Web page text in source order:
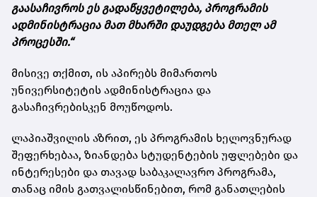
გაასაჩივროს ეს გადაწყვეტილება, პროგრამის
ადმინისტრაცია მათ მხარში დაუდგება მთელ ამ
პროცესში.“
მისივე თქმით, ის აპირებს მიმართოს
უნივერსიტეტის ადმინისტრაცია და
გასაჩივრებისკენ მოუწოდოს.
ლაპიაშვილის აზრით, ეს პროგრამის ხელოვნურად
შეფერხებაა, ზიანდება სტუდენტების უფლებები და
ინტერესები და თავად საბაკალავრო პროგრამა,
თანაც იმის გათვალისწინებით, რომ განათლების